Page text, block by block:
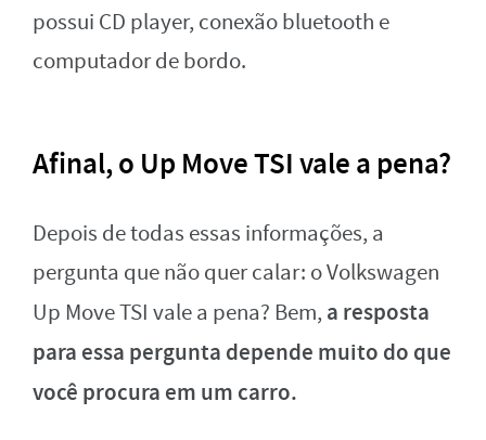
possui CD player, conexão bluetooth e
computador de bordo.
Afinal, o Up Move TSI vale a pena?
Depois de todas essas informações, a
pergunta que não quer calar: o Volkswagen
Up Move TSI vale a pena? Bem, a resposta
para essa pergunta depende muito do que
você procura em um carro.